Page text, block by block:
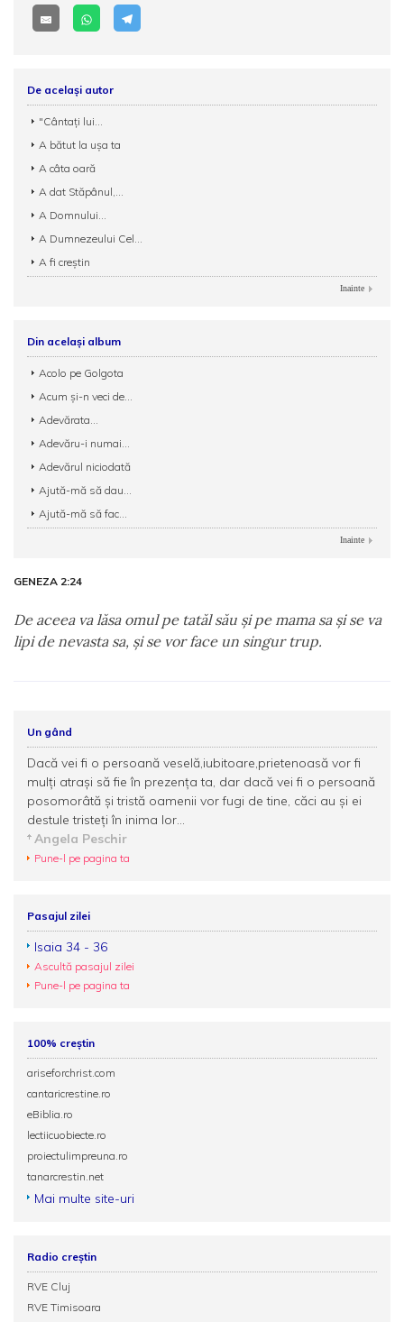
De același autor
"Cântați lui...
A bătut la uşa ta
A câta oară
A dat Stăpânul,...
A Domnului...
A Dumnezeului Cel...
A fi creștin
Inainte
Din același album
Acolo pe Golgota
Acum şi-n veci de...
Adevărata...
Adevăru-i numai...
Adevărul niciodată
Ajută-mă să dau...
Ajută-mă să fac...
Inainte
GENEZA 2:24
De aceea va lăsa omul pe tatăl său şi pe mama sa şi se va
lipi de nevasta sa, şi se vor face un singur trup.
Un gând
Dacă vei fi o persoană veselă,iubitoare,prietenoasă vor fi
mulţi atraşi să fie în prezenţa ta, dar dacă vei fi o persoană
posomorâtă şi tristă oamenii vor fugi de tine, căci au şi ei
destule tristeţi în inima lor...
Angela Peschir
Pune-l pe pagina ta
Pasajul zilei
Isaia 34 - 36
Ascultă pasajul zilei
Pune-l pe pagina ta
100% creștin
ariseforchrist.com
cantaricrestine.ro
eBiblia.ro
lectiicuobiecte.ro
proiectulimpreuna.ro
tanarcrestin.net
Mai multe site-uri
Radio creștin
RVE Cluj
RVE Timisoara